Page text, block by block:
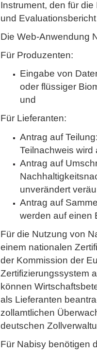
Instrument, den für
und
Die Web-Anwendung
Für Produzenten:
Eingabe von
oder flüssiger
und
Für Lieferanten:
Antrag auf
Teilnachweis wird
Antrag auf
unverändert
Antrag auf
werden auf einen
Für die Nutzung von
einem nationalen
der Kommission der
Zertifizierungssystem
können
als Lieferanten
zollamtlichen
deutschen
Für Nabisy benötigen